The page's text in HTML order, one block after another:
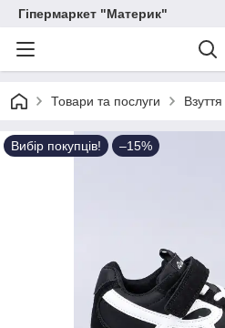
Гіпермаркет "Материк"
Товари та послуги
Вибір покупців! –15%